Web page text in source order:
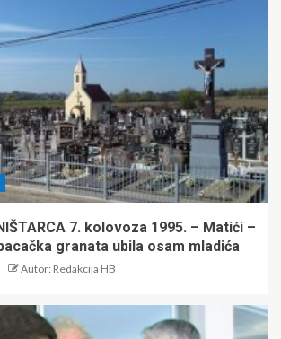
7. kolovoza 1995. – Matići –
granata ubila osam mladića
Autor: Redakcija HB